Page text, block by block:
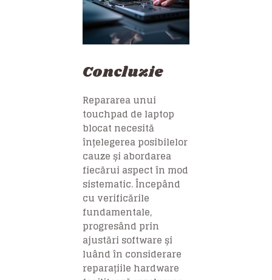
Concluzie
Repararea unui
touchpad de laptop
blocat necesită
înțelegerea posibilelor
cauze și abordarea
fiecărui aspect în mod
sistematic. Începând
cu verificările
fundamentale,
progresând prin
ajustări software și
luând în considerare
reparațiile hardware